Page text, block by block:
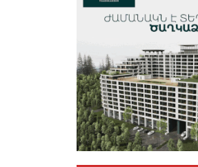
կահավորվել
ազատ արձակումը
պաստառներով
Երկուսը
ֆերմերները
արևային
ոչխարների հետ մեկ